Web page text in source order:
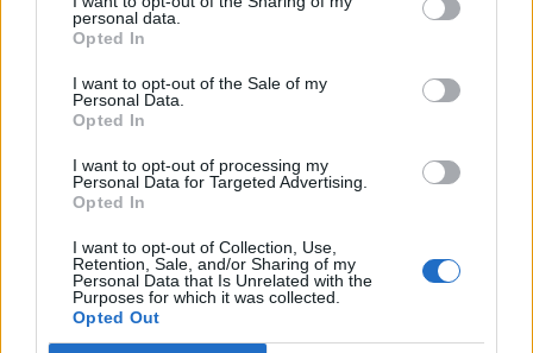
personal data.
Opted In
I want to opt-out of the Sale of my
Personal Data.
Opted In
I want to opt-out of processing my
Personal Data for Targeted Advertising.
Opted In
I want to opt-out of Collection, Use,
Retention, Sale, and/or Sharing of my
Personal Data that Is Unrelated with the
Purposes for which it was collected.
Opted Out
PARAPOLITIKA NEWSROOM
Έλενα Τσαβαλιά: Η στιγμή που "όρμησε»
στον Ανδρέα Λαγό και εκείνος τη σήκωσε
Αποδέχομαι τους
και την πολιτική απορρήτου
X